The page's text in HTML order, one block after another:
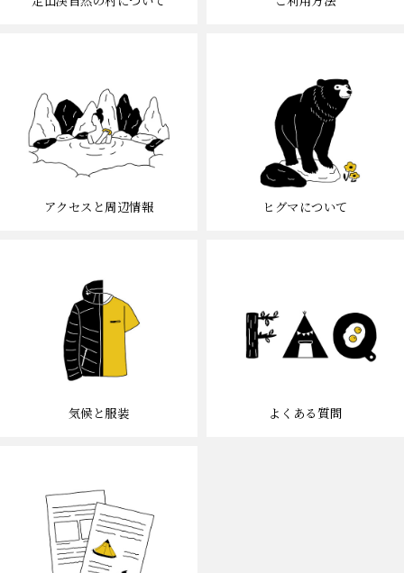
アクセスと周辺情報 ヒグマについて
気候と服装 よくある質問